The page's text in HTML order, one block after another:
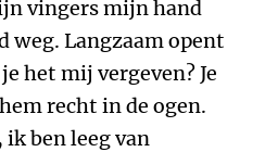
vingers mijn hand
weg. Langzaam opent
het mij vergeven? Je
recht in de ogen.
ben leeg van